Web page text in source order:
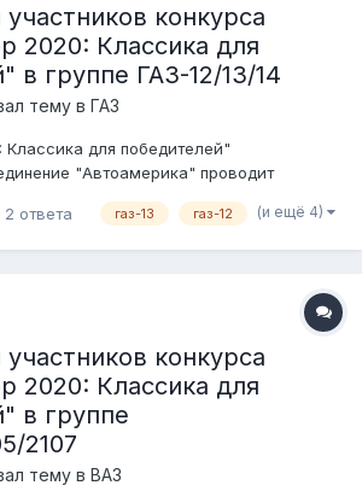
конкурса
2020: Классика для
в группе ГАЗ-12/13/14
тему в ГАЗ
для победителей"
"Автоамерика" проводит
Беспристрастными судьями будут
зарегистри...
2 ответа газ-13 газ-12 (и ещё 4)
конкурса
2020: Классика для
в группе
2107
тему в ВАЗ